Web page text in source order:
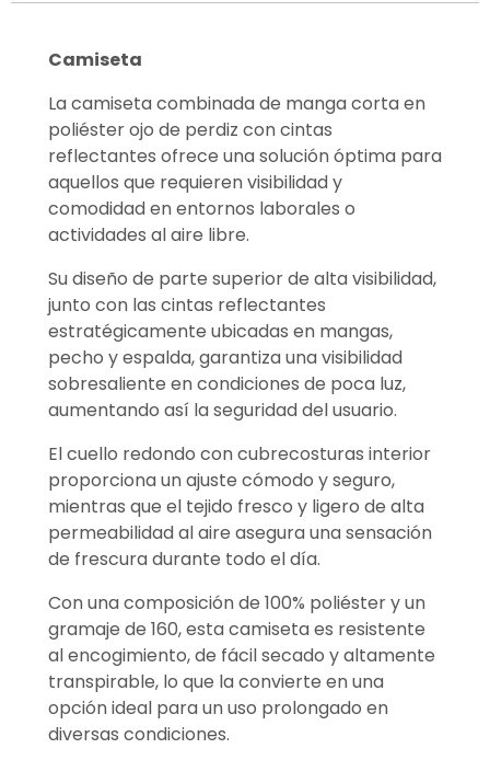
Camiseta
La camiseta combinada de manga corta en
poliéster ojo de perdiz con cintas
reflectantes ofrece una solución óptima para
aquellos que requieren visibilidad y
comodidad en entornos laborales o
actividades al aire libre.
Su diseño de parte superior de alta visibilidad,
junto con las cintas reflectantes
estratégicamente ubicadas en mangas,
pecho y espalda, garantiza una visibilidad
sobresaliente en condiciones de poca luz,
aumentando así la seguridad del usuario.
El cuello redondo con cubrecosturas interior
proporciona un ajuste cómodo y seguro,
mientras que el tejido fresco y ligero de alta
permeabilidad al aire asegura una sensación
de frescura durante todo el día.
Con una composición de 100% poliéster y un
gramaje de 160, esta camiseta es resistente
al encogimiento, de fácil secado y altamente
transpirable, lo que la convierte en una
opción ideal para un uso prolongado en
diversas condiciones.